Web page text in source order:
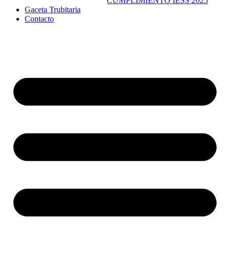
Gaceta Trubitaria
Contacto